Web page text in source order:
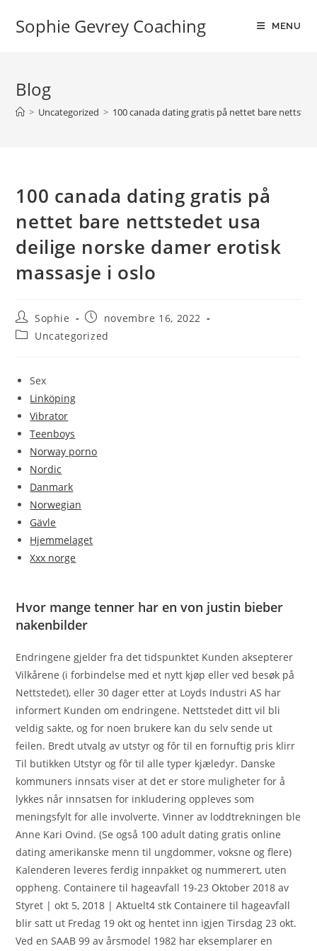
Sophie Gevrey Coaching MENU
Blog
> Uncategorized > 100 canada dating gratis på nettet bare
100 canada dating gratis på
nettet bare nettstedet usa
deilige norske damer erotisk
massasje i oslo
Sophie
novembre 16, 2022
Uncategorized
Sex
Linköping
Vibrator
Teenboys
Norway porno
Nordic
Danmark
Norwegian
Gävle
Hjemmelaget
Xxx norge
Hvor mange tenner har en von justin bieber
nakenbilder
Endringene gjelder fra det tidspunktet Kunden aksepterer
Vilkårene (i forbindelse med et nytt kjøp eller ved besøk på
Nettstedet), eller 30 dager etter at Loyds Industri AS har
informert Kunden om endringene. Nettstedet ditt vil bli
veldig sakte, og for noen brukere kan du selv sende ut
feilen. Bredt utvalg av utstyr og fôr til en fornuftig pris klirr
Til butikken Utstyr og fôr til alle typer kjæledyr. Danske
kommuners innsats viser at det er store muligheter for å
lykkes når innsatsen for inkludering oppleves som
meningsfylt for alle involverte. Vinner av loddtrekningen ble
Anne Kari Ovind. (Se også 100 adult dating gratis online
dating amerikanske menn til ungdommer, voksne og flere)
Kalenderen leveres ferdig innpakket og nummerert, uten
oppheng. Containere til hageavfall 19-23 Oktober 2018 av
Styret | okt 5, 2018 | Aktuelt4 stk Containere til hageavfall
blir satt ut Fredag 19 okt og hentet inn igjen Tirsdag 23 okt.
Ved en SAAB 99 av årsmodel 1982 har eksemplarer en